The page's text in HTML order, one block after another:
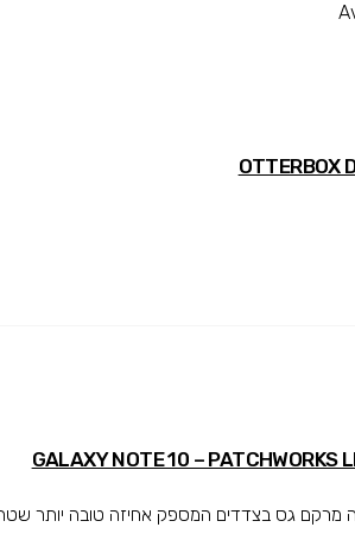
גס בצדדים המספק אחיזה טובה יותר שטח